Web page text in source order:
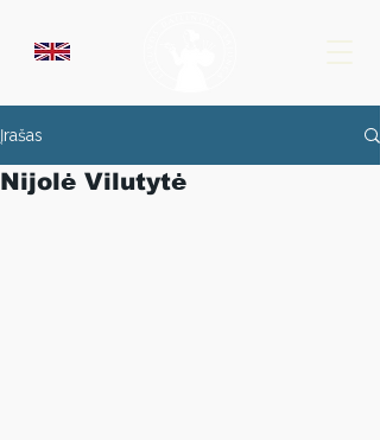
Įrašas
Nijolė Vilutytė